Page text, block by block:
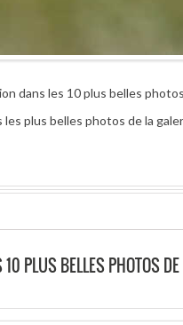
dans les 10 plus belles
plus belles photos de la
10 PLUS BELLES PHOTOS